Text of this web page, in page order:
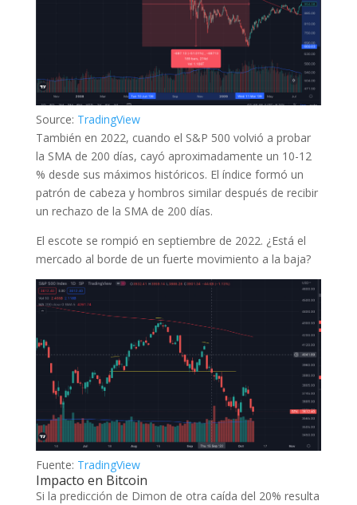
Source: TradingView
También en 2022, cuando el S&P 500 volvió a probar
la SMA de 200 días, cayó aproximadamente un 10-12
% desde sus máximos históricos. El índice formó un
patrón de cabeza y hombros similar después de recibir
un rechazo de la SMA de 200 días.
El escote se rompió en septiembre de 2022. ¿Está el
mercado al borde de un fuerte movimiento a la baja?
Fuente: TradingView
Impacto en Bitcoin
Si la predicción de Dimon de otra caída del 20% resulta